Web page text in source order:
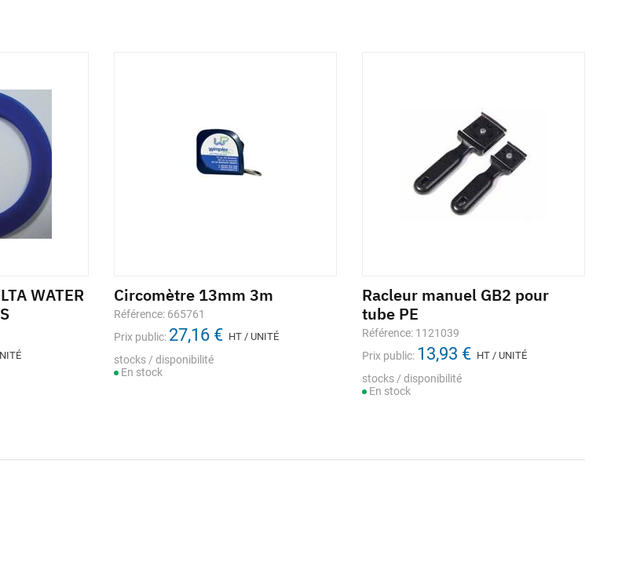
WATER
Circomètre 13mm 3m
Référence: 665761
Prix public: 27,16 € HT / UNITÉ
stocks / disponibilité
En stock
Racleur manuel GB2 pour
tube PE
Référence: 1121039
Prix public: 13,93 € HT / UNITÉ
stocks / disponibilité
En stock